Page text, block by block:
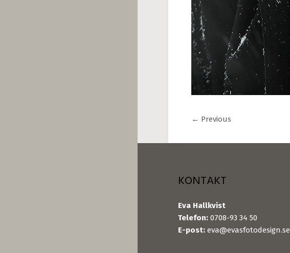
← Previous
KONTAKT
Eva Hallkvist
Telefon: 0708-93 34 50
E-post:eva@evasfotodesign.se